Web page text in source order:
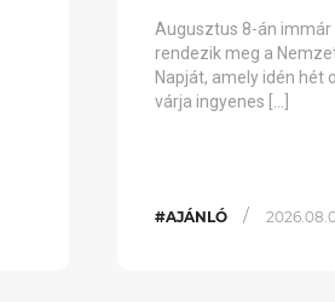
Augusztus 8-án immár
rendezik meg a
Napját, amely idén hét
várja ingyenes […]
#AJÁNLÓ /